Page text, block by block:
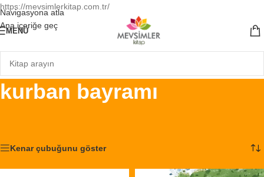
https://mevsimlerkitap.com.tr/
Navigasyona atla
Ana içeriğe geç
MENÜ
kurban bayramı
Kenar çubuğunu göster